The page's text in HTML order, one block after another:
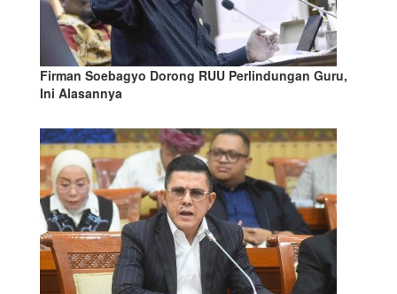
Firman Soebagyo Dorong RUU Perlindungan Guru,
Ini Alasannya